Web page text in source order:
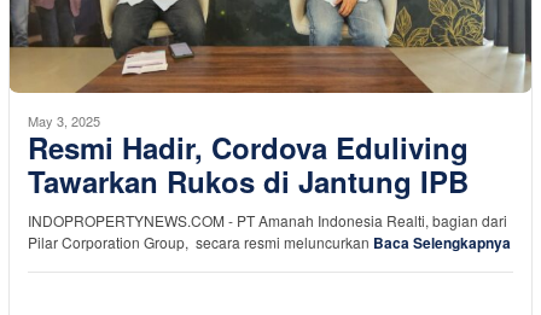
May 3, 2025
Resmi Hadir, Cordova Eduliving
Tawarkan Rukos di Jantung IPB
INDOPROPERTYNEWS.COM - PT Amanah Indonesia Realti, bagian dari
Pilar Corporation Group, secara resmi meluncurkan Baca Selengkapnya